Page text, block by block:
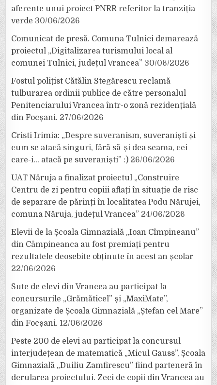
aferente unui proiect PNRR referitor la tranziția
verde 30/06/2026
Comunicat de presă. Comuna Tulnici demarează
proiectul „Digitalizarea turismului local al
comunei Tulnici, județul Vrancea” 30/06/2026
Fostul polițist Cătălin Stegărescu reclamă
tulburarea ordinii publice de către personalul
Penitenciarului Vrancea într-o zonă rezidențială
din Focșani. 27/06/2026
Cristi Irimia: „Despre suveranism, suveraniști și
cum se atacă singuri, fără să-și dea seama, cei
care-i… atacă pe suveraniști” :) 26/06/2026
UAT Năruja a finalizat proiectul „Construire
Centru de zi pentru copiii aflați în situație de risc
de separare de părinți în localitatea Podu Nărujei,
comuna Năruja, județul Vrancea” 24/06/2026
Elevii de la Școala Gimnazială „Ioan Cîmpineanu”
din Câmpineanca au fost premiați pentru
rezultatele deosebite obținute în acest an școlar
22/06/2026
Sute de elevi din Vrancea au participat la
concursurile „Grămăticel” și „MaxiMate”,
organizate de Școala Gimnazială „Ștefan cel Mare”
din Focșani. 12/06/2026
Peste 200 de elevi au participat la concursul
interjudețean de matematică „Micul Gauss”, Școala
Gimnazială „Duiliu Zamfirescu” fiind parteneră în
derularea proiectului. Zeci de copii din Vrancea au